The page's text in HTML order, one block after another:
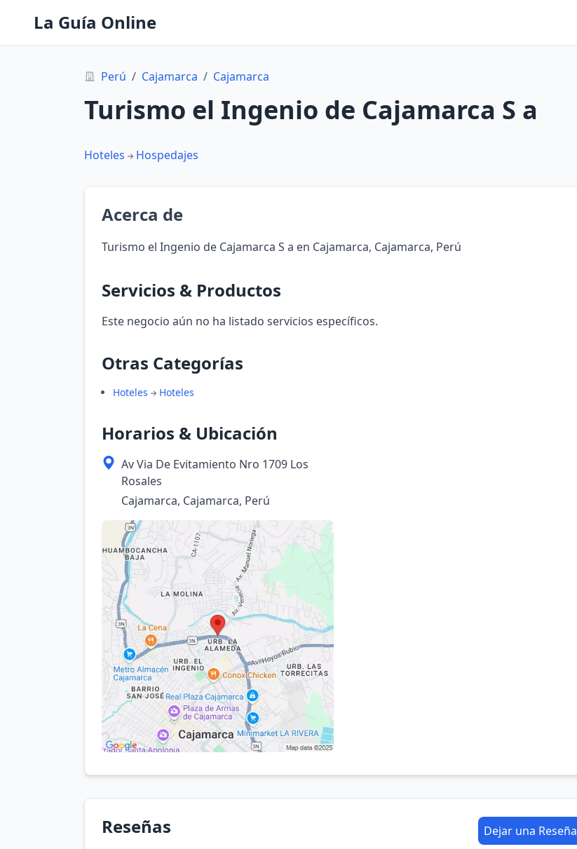
La Guía Online
Perú / Cajamarca / Cajamarca
Turismo el Ingenio de Cajamarca S a
Hoteles Hospedajes
Acerca de
Turismo el Ingenio de Cajamarca S a en Cajamarca, Cajamarca, Perú
Servicios & Productos
Este negocio aún no ha listado servicios específicos.
Otras Categorías
Hoteles Hoteles
Horarios & Ubicación
Av Via De Evitamiento Nro 1709 Los
Rosales
Cajamarca, Cajamarca, Perú
Reseñas Dejar una Reseña